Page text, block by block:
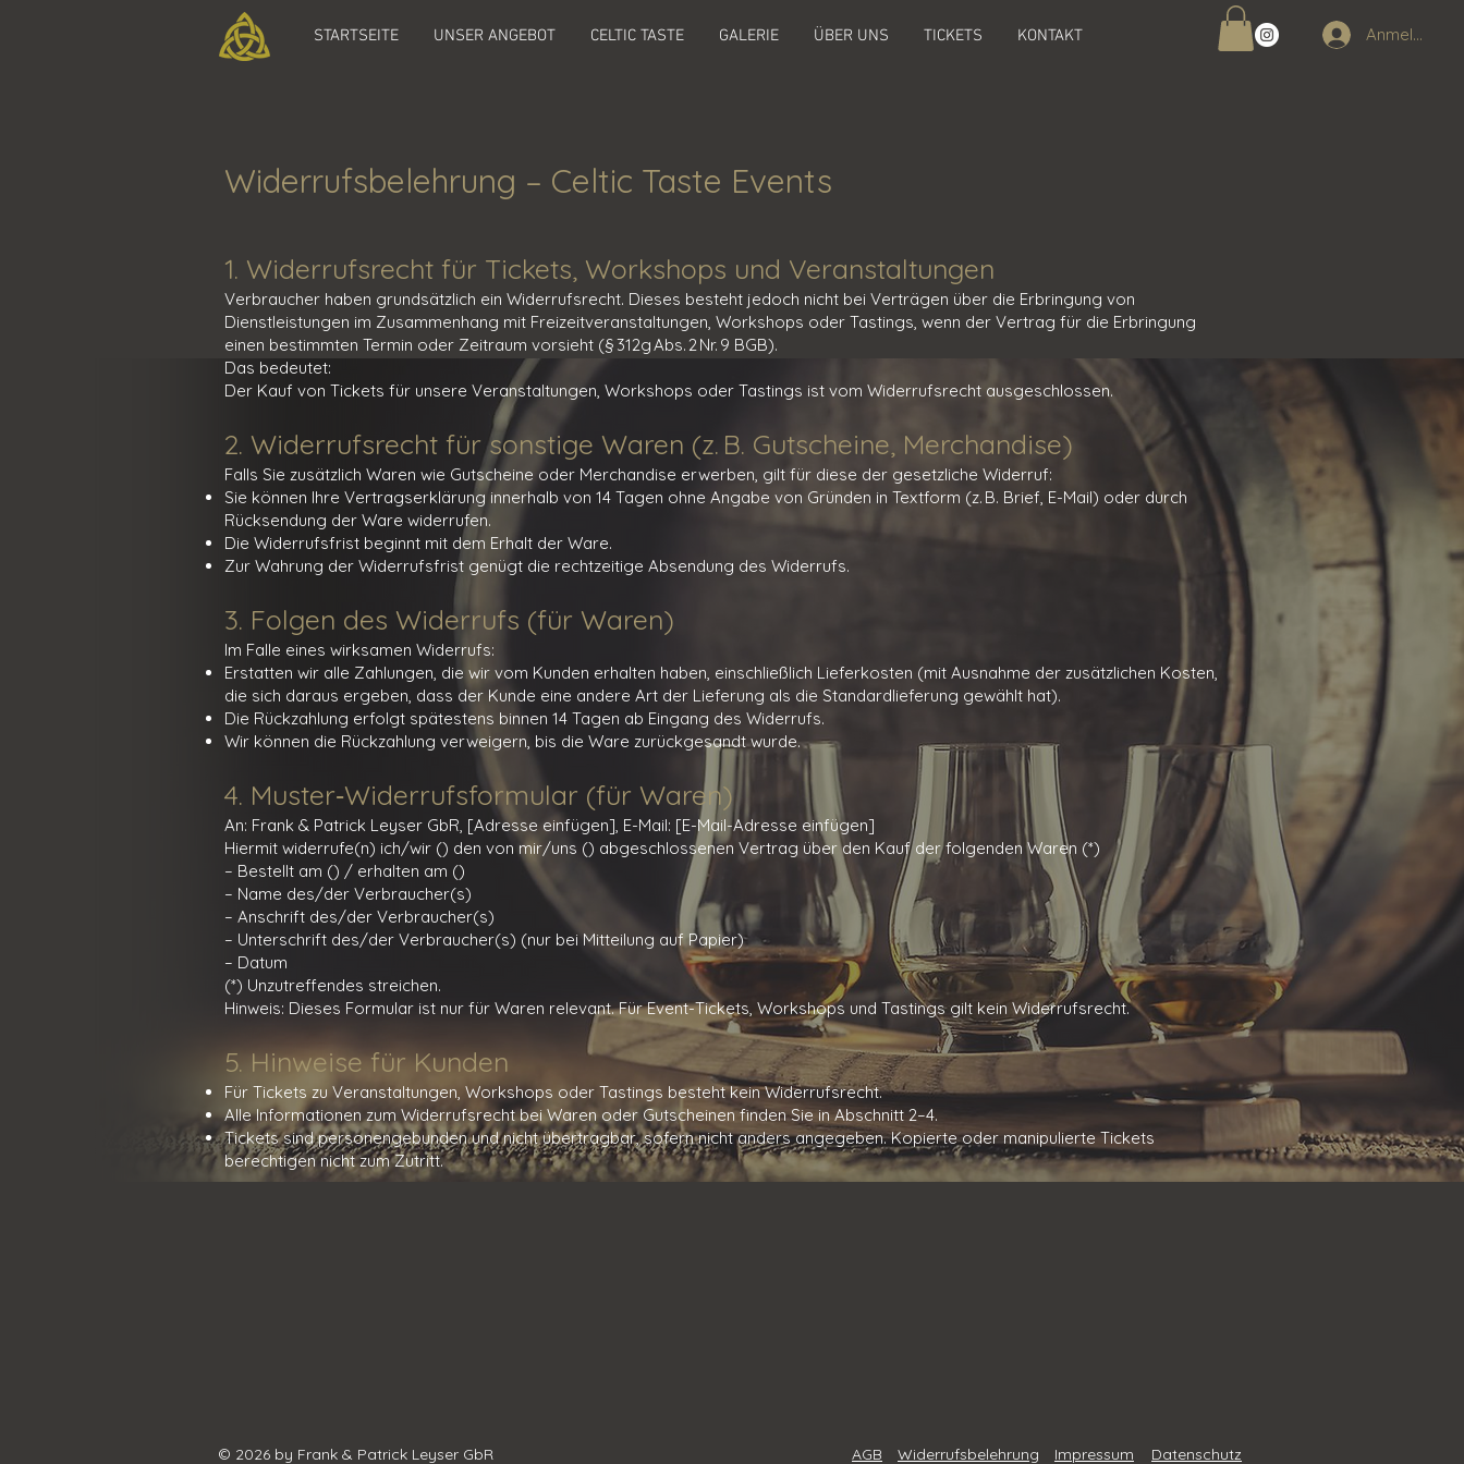
STARTSEITE UNSER ANGEBOT CELTIC TASTE GALERIE ÜBER UNS TICKETS KONTAKT Anmelden
Widerrufsbelehrung – Celtic Taste Events
1. Widerrufsrecht für Tickets, Workshops und Veranstaltungen
Verbraucher haben grundsätzlich ein Widerrufsrecht. Dieses besteht jedoch nicht bei Verträgen über die Erbringung von
Dienstleistungen im Zusammenhang mit Freizeitveranstaltungen, Workshops oder Tastings, wenn der Vertrag für die Erbringung
einen bestimmten Termin oder Zeitraum vorsieht (§ 312g Abs. 2 Nr. 9 BGB).
Das bedeutet:
Der Kauf von Tickets für unsere Veranstaltungen, Workshops oder Tastings ist vom Widerrufsrecht ausgeschlossen.
2. Widerrufsrecht für sonstige Waren (z. B. Gutscheine, Merchandise)
Falls Sie zusätzlich Waren wie Gutscheine oder Merchandise erwerben, gilt für diese der gesetzliche Widerruf:
Sie können Ihre Vertragserklärung innerhalb von 14 Tagen ohne Angabe von Gründen in Textform (z. B. Brief, E-Mail) oder durch
Rücksendung der Ware widerrufen.
Die Widerrufsfrist beginnt mit dem Erhalt der Ware.
Zur Wahrung der Widerrufsfrist genügt die rechtzeitige Absendung des Widerrufs.
3. Folgen des Widerrufs (für Waren)
Im Falle eines wirksamen Widerrufs:
Erstatten wir alle Zahlungen, die wir vom Kunden erhalten haben, einschließlich Lieferkosten (mit Ausnahme der zusätzlichen Kosten,
die sich daraus ergeben, dass der Kunde eine andere Art der Lieferung als die Standardlieferung gewählt hat).
Die Rückzahlung erfolgt spätestens binnen 14 Tagen ab Eingang des Widerrufs.
Wir können die Rückzahlung verweigern, bis die Ware zurückgesandt wurde.
4. Muster‑Widerrufsformular (für Waren)
An: Frank & Patrick Leyser GbR, [Adresse einfügen], E-Mail: [E-Mail-Adresse einfügen]
Hiermit widerrufe(n) ich/wir () den von mir/uns () abgeschlossenen Vertrag über den Kauf der folgenden Waren (*)
– Bestellt am () / erhalten am ()
– Name des/der Verbraucher(s)
– Anschrift des/der Verbraucher(s)
– Unterschrift des/der Verbraucher(s) (nur bei Mitteilung auf Papier)
– Datum
(*) Unzutreffendes streichen.
Hinweis: Dieses Formular ist nur für Waren relevant. Für Event-Tickets, Workshops und Tastings gilt kein Widerrufsrecht.
5. Hinweise für Kunden
Für Tickets zu Veranstaltungen, Workshops oder Tastings besteht kein Widerrufsrecht.
Alle Informationen zum Widerrufsrecht bei Waren oder Gutscheinen finden Sie in Abschnitt 2–4.
Tickets sind personengebunden und nicht übertragbar, sofern nicht anders angegeben. Kopierte oder manipulierte Tickets
berechtigen nicht zum Zutritt.
© 2026 by Frank & Patrick Leyser GbR AGB Widerrufsbelehrung Impressum Datenschutz